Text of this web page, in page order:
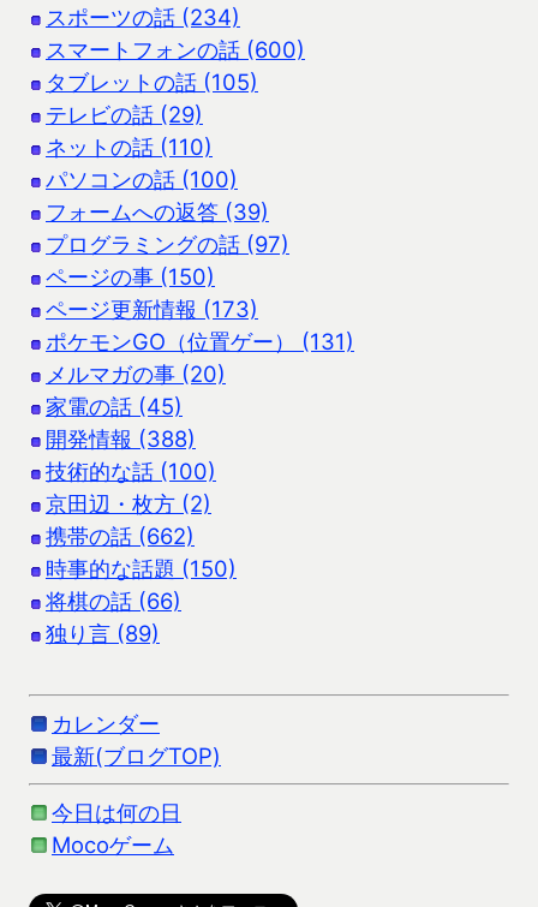
スポーツの話 (234)
スマートフォンの話 (600)
タブレットの話 (105)
テレビの話 (29)
ネットの話 (110)
パソコンの話 (100)
フォームへの返答 (39)
プログラミングの話 (97)
ページの事 (150)
ページ更新情報 (173)
ポケモンGO（位置ゲー） (131)
メルマガの事 (20)
家電の話 (45)
開発情報 (388)
技術的な話 (100)
京田辺・枚方 (2)
携帯の話 (662)
時事的な話題 (150)
将棋の話 (66)
独り言 (89)
カレンダー
最新(ブログTOP)
今日は何の日
Mocoゲーム